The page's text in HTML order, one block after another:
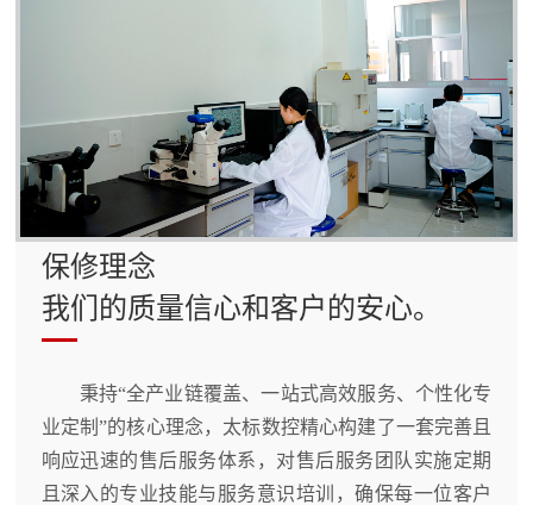
保修理念
我们的质量信心和客户的安心。
秉持“全产业链覆盖、一站式高效服务、个性化专
业定制”的核心理念，太标数控精心构建了一套完善且
响应迅速的售后服务体系，对售后服务团队实施定期
且深入的专业技能与服务意识培训，确保每一位客户